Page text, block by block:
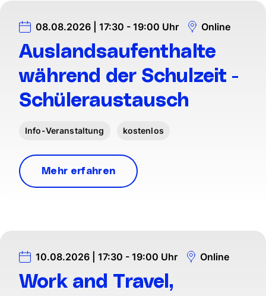
08.08.2026 | 17:30 - 19:00 Uhr Online
Auslandsaufenthalte
während der Schulzeit -
Schüleraustausch
Info-Veranstaltung kostenlos
Mehr erfahren
10.08.2026 | 17:30 - 19:00 Uhr Online
Work and Travel,